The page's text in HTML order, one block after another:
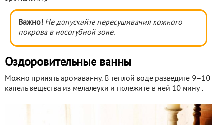
Важно! Не допускайте пересушивания кожного
покрова в носогубной зоне.
Оздоровительные ванны
Можно принять аромаванну. В теплой воде разведите 9–10
капель вещества из мелалеуки и полежите в ней 10 минут.